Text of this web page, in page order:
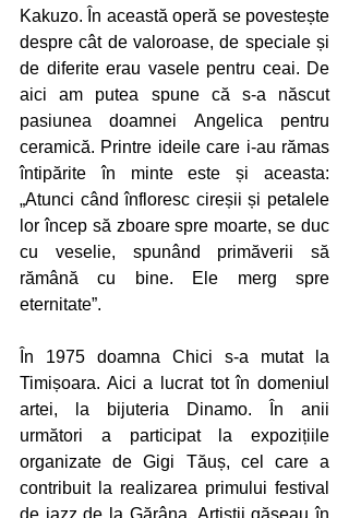
Kakuzo. În această operă se povestește
despre cât de valoroase, de speciale și
de diferite erau vasele pentru ceai. De
aici am putea spune că s-a născut
pasiunea doamnei Angelica pentru
ceramică. Printre ideile care i-au rămas
întipărite în minte este și aceasta:
„Atunci când înfloresc cireșii și petalele
lor încep să zboare spre moarte, se duc
cu veselie, spunând primăverii să
rămână cu bine. Ele merg spre
eternitate”.
În 1975 doamna Chici s-a mutat la
Timișoara. Aici a lucrat tot în domeniul
artei, la bijuteria Dinamo. În anii
următori a participat la expozițiile
organizate de Gigi Tăuș, cel care a
contribuit la realizarea primului festival
de jazz de la Gărâna. Artiștii găseau în